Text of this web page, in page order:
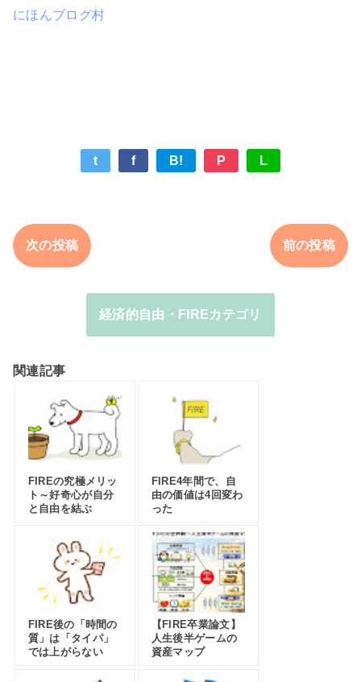
にほんブログ村
t f B! P L
次の投稿 前の投稿
経済的自由・FIREカテゴリ
関連記事
FIREの究極メリッ
ト～好奇心が自分
と自由を結ぶ
FIRE4年間で、自
由の価値は4回変わ
った
FIRE後の「時間の
質」は「タイパ」
では上がらない
【FIRE卒業論文】
人生後半ゲームの
資産マップ